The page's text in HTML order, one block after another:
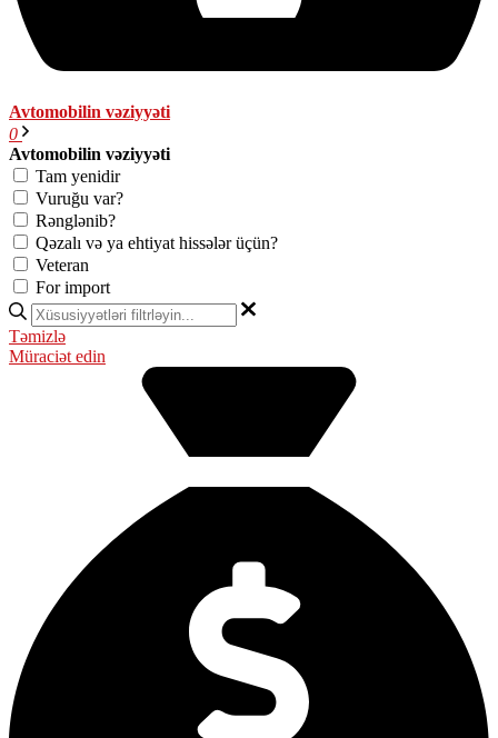
Avtomobilin vəziyyəti
0
Avtomobilin vəziyyəti
Tam yenidir
Vuruğu var?
Rənglənib?
Qəzalı və ya ehtiyat hissələr üçün?
Veteran
For import
Təmizlə
Müraciət edin